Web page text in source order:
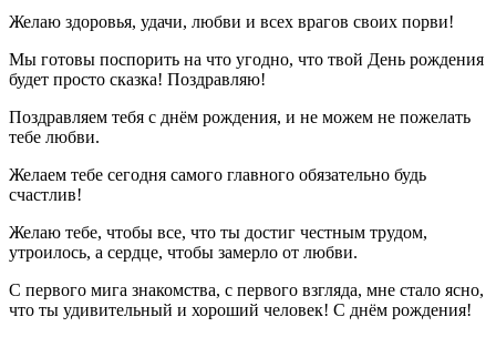
Желаю здоровья, удачи, любви и всех врагов своих порви!
Мы готовы поспорить на что угодно, что твой День рождения
будет просто сказка! Поздравляю!
Поздравляем тебя с днём рождения, и не можем не пожелать
тебе любви.
Желаем тебе сегодня самого главного обязательно будь
счастлив!
Желаю тебе, чтобы все, что ты достиг честным трудом,
утроилось, а сердце, чтобы замерло от любви.
С первого мига знакомства, с первого взгляда, мне стало ясно,
что ты удивительный и хороший человек! С днём рождения!